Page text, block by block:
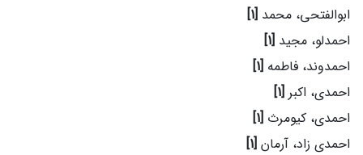
ابوالفتحی، محمد [1]
احمدلو، مجید [1]
احمدوند، فاطمه [1]
احمدی، اکبر [1]
احمدی، کیومرث [1]
احمدی زاد، آرمان [1]